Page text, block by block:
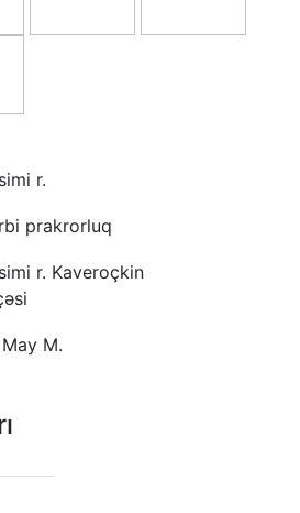
r.
prakrorluq
r. Kaveroçkin
M.